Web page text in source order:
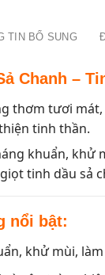
TIN BỔ SUNG
Chanh –
thơm tươi
tinh thần.
khuẩn, khử
tinh dầu sả
nổi bật:
khử mùi,